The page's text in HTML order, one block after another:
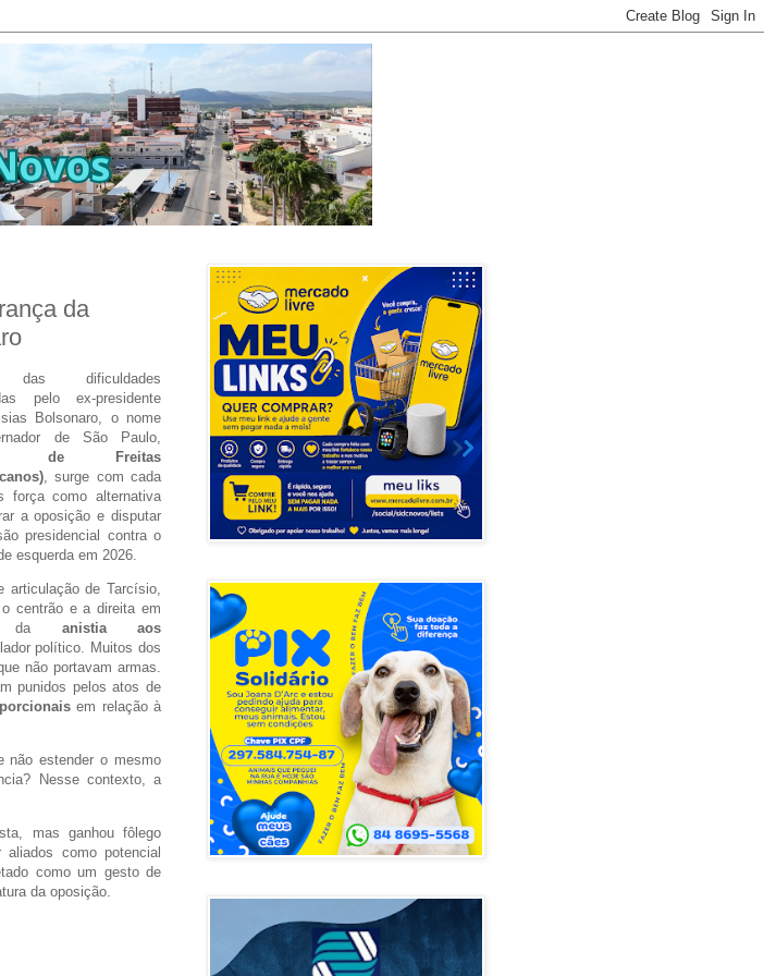
da
das dificuldades
pelo ex-presidente
Bolsonaro, o nome
de São Paulo,
de Freitas
, surge com cada
força como alternativa
a oposição e disputar
presidencial contra o
esquerda em 2026.
articulação de Tarcísio,
o centrão e a direita em
da anistia aos
político. Muitos dos
não portavam armas.
punidos pelos atos de
em relação à
não estender o mesmo
Nesse contexto, a
mas ganhou fôlego
como potencial
como um gesto de
da oposição.